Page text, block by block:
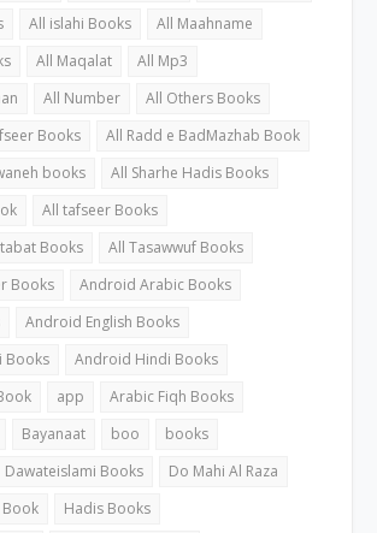
All islahi Books
All Maahname
All Maqalat
All Mp3
All Number
All Others Books
Books
All Radd e BadMazhab Book
books
All Sharhe Hadis Books
All tafseer Books
Books
All Tasawwuf Books
Books
Android Arabic Books
Android English Books
Books
Android Hindi Books
app
Arabic Fiqh Books
Bayanaat boo
books
Dawateislami Books
Do Mahi Al Raza
Book
Hadis Books